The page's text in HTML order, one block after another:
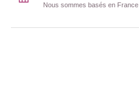
Nous sommes basés en France